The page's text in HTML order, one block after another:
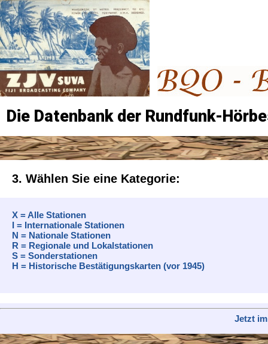
Die Datenbank der Rundfunk-
3. Wählen Sie eine Kategorie:
X = Alle Stationen
I = Internationale Stationen
N = Nationale Stationen
R = Regionale und Lokalstationen
S = Sonderstationen
H = Historische Bestätigungskarten (vor 1945)
Jetzt